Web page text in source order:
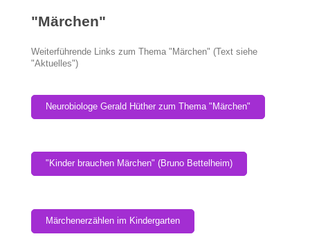
"Märchen"
Weiterführende Links zum Thema "Märchen" (Text siehe
"Aktuelles")
Neurobiologe Gerald Hüther zum Thema "Märchen"
"Kinder brauchen Märchen" (Bruno Bettelheim)
Märchenerzählen im Kindergarten